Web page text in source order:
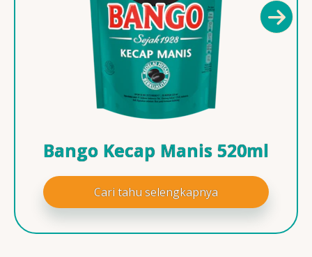
Bango Kecap Manis 520ml
Cari tahu selengkapnya